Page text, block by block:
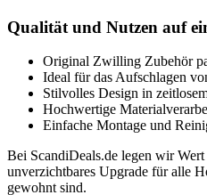
Qualität und Nutzen auf
Original Zwilling Zubehör
Ideal für das Aufschlagen
Stilvolles Design in
Hochwertige
Einfache Montage und
Bei ScandiDeals.de legen wir
unverzichtbares Upgrade für alle
gewohnt sind.